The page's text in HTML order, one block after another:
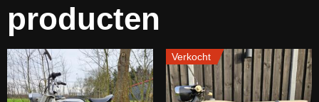
producten
Verkocht